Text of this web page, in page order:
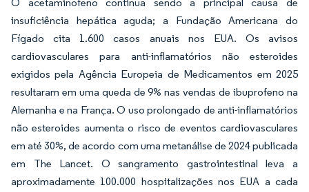
insuficiência hepática aguda; a Fundação Americana do
Fígado cita 1.600 casos anuais nos EUA. Os avisos
cardiovasculares para anti-inflamatórios não esteroides
exigidos pela Agência Europeia de Medicamentos em 2025
resultaram em uma queda de 9% nas vendas de ibuprofeno na
Alemanha e na França. O uso prolongado de anti-inflamatórios
não esteroides aumenta o risco de eventos cardiovasculares
em até 30%, de acordo com uma metanálise de 2024 publicada
em The Lancet. O sangramento gastrointestinal leva a
aproximadamente 100.000 hospitalizações nos EUA a cada